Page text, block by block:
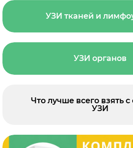
УЗИ тканей и
УЗИ органов
Что лучше всего взять
УЗИ